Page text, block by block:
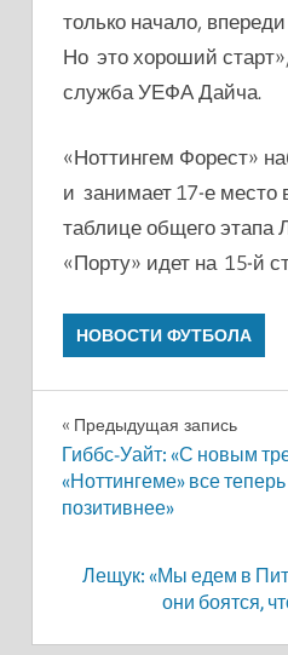
только начало,
Но это хороший
служба УЕФА Дайча.
«Ноттингем Форест»
и занимает 17-е место
таблице общего этапа
«Порту» идет на 15-й
НОВОСТИ ФУТБОЛА
Навигация
по
записям
Предыдущая запись
Гиббс-Уайт: «С новым
«Ноттингеме» все
позитивнее»
Лещук: «Мы едем в
они боятся,